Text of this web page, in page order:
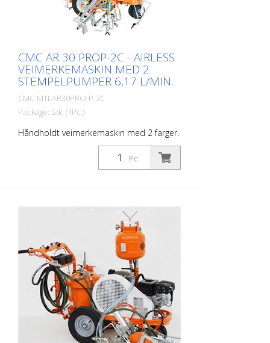
CMC AR 30 PROP-2C - AIRLESS
VEIMERKEMASKIN MED 2
STEMPELPUMPER 6,17 L/MIN.
CMC-MTLAR30PRO-P-2C
Package: Stk. (1Pc.)
Håndholdt veimerkemaskin med 2 farger.
For merking av brede linjer med én farge
eller for merking av to linjer med
forskjellige farger samtidig. Også ideell for
Kompressor: - 120 l/min Håndbetjent
maskin: Det er også mulig å utstyre AR 30
Pro med HMC eller HMC-C, en hydraulisk
drivenhet. (Se følgende artikler)
Styringssystem C 8000 eller RMCD -
kontrollenhet for veimerking.
Parkeringsbrems på bakhjulet Justerbart
forhjul, for merking av trange radier. Det
kan låses eller låses opp under arbeidet
ved hjelp av en spak på styret. Styringens
hardhet kan justeres ved hjelp av en
Pc.